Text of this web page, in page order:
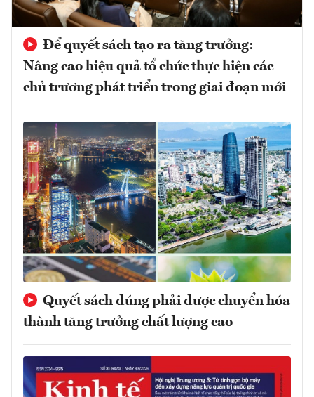
Để quyết sách tạo ra tăng trưởng:
Nâng cao hiệu quả tổ chức thực hiện các
chủ trương phát triển trong giai đoạn mới
Quyết sách đúng phải được chuyển hóa
thành tăng trưởng chất lượng cao